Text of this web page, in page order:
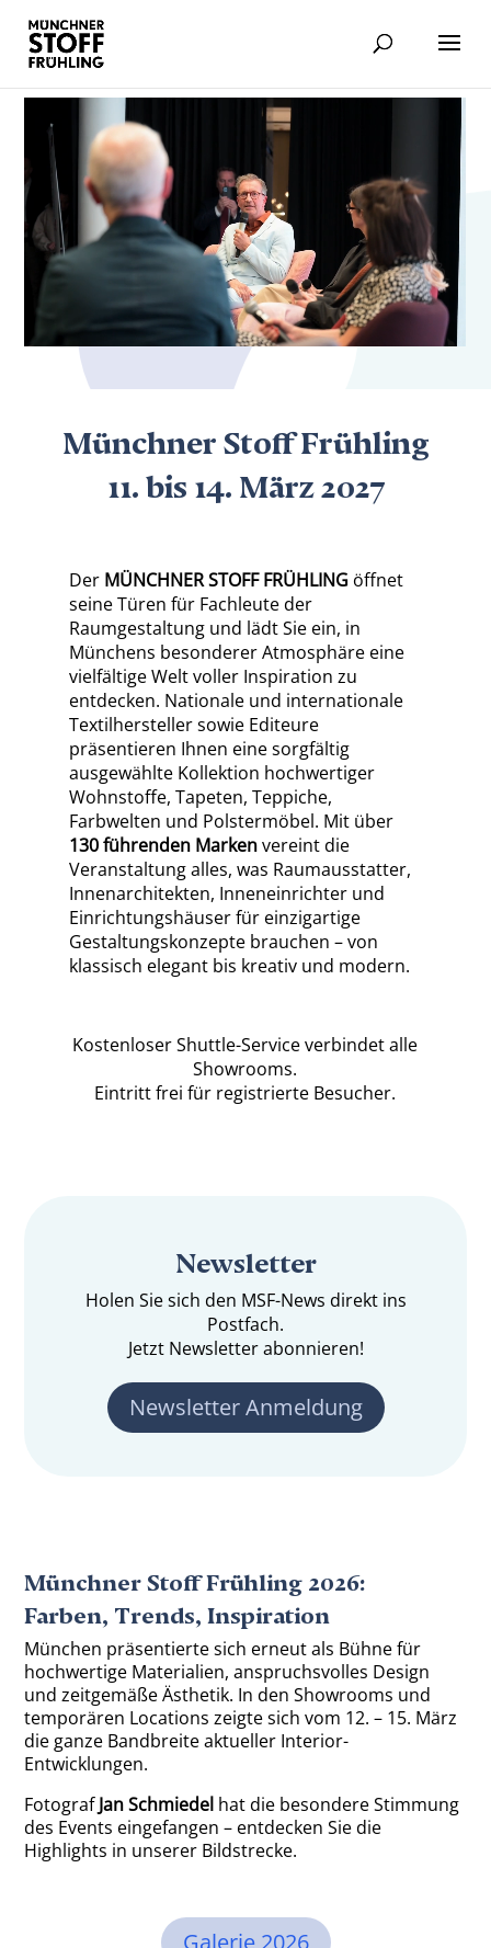
Münchner Stoff Frühling
11. bis 14. März 2027
Der MÜNCHNER STOFF FRÜHLINGöffnet
seine Türen für Fachleute der
Raumgestaltung und lädt Sie ein, in
Münchens besonderer Atmosphäre eine
vielfältige Welt voller Inspiration zu
entdecken. Nationale und internationale
Textilhersteller sowie Editeure
präsentieren Ihnen eine sorgfältig
ausgewählte Kollektion hochwertiger
Wohnstoffe, Tapeten, Teppiche,
Farbwelten und Polstermöbel. Mit über
130 führenden Markenvereint die
Veranstaltung alles, was Raumausstatter,
Innenarchitekten, Inneneinrichter und
Einrichtungshäuser für einzigartige
Gestaltungskonzepte brauchen – von
klassisch elegant bis kreativ und modern.
Kostenloser Shuttle-Service verbindet alle
Showrooms.
Eintritt frei für registrierte Besucher.
Newsletter
Holen Sie sich den MSF-News direkt ins
Postfach.
Jetzt Newsletter abonnieren!
Newsletter Anmeldung
Münchner Stoff Frühling 2026:
Farben, Trends, Inspiration
München präsentierte sich erneut als Bühne für
hochwertige Materialien, anspruchsvolles Design
und zeitgemäße Ästhetik. In den Showrooms und
temporären Locations zeigte sich vom 12. – 15. März
die ganze Bandbreite aktueller Interior-
Entwicklungen.
FotografJan Schmiedel hat die besondere Stimmung
des Events eingefangen – entdecken Sie die
Highlights in unserer Bildstrecke.
Galerie 2026